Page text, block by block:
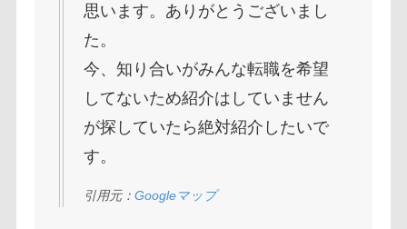
思います。ありがとうございまし
た。
今、知り合いがみんな転職を希望
してないため紹介はしていません
が探していたら絶対紹介したいで
す。
引用元： Googleマップ